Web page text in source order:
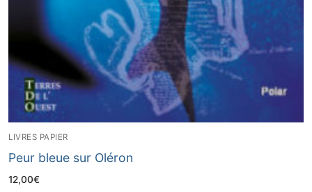
LIVRES PAPIER
Peur bleue sur Oléron
12,00€